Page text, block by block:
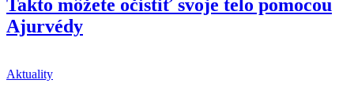
Takto môžete očistiť svoje telo pomocou
Ajurvédy
Aktuality